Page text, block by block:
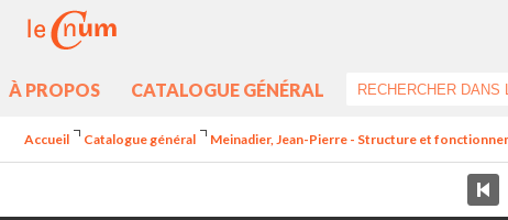
À PROPOS CATALOGUE GÉNÉRAL
Accueil Catalogue général Meinadier, Jean-Pierre - Structure et